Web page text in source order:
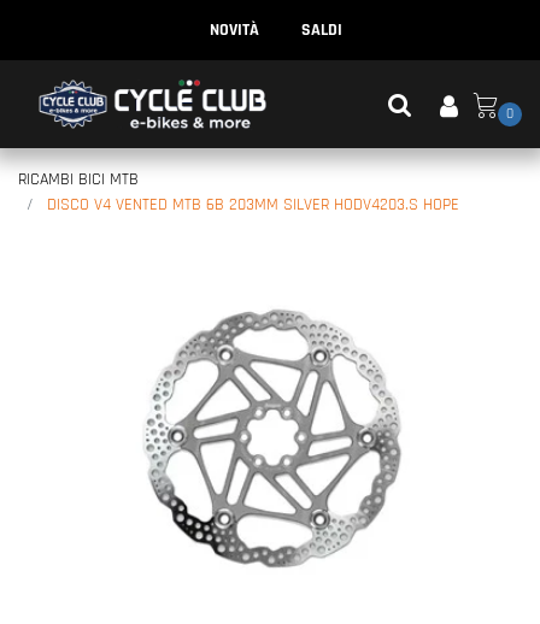
NOVITÀ SALDI
0
RICAMBI BICI MTB
DISCO V4 VENTED MTB 6B 203MM SILVER HODV4203.S HOPE